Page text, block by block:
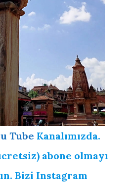
Tube Kanalımızda.
abone olmayı
Bizi Instagram